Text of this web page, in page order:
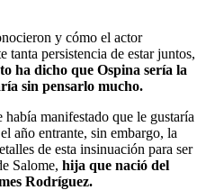
y cómo el actor
tanta persistencia de estar juntos,
ha dicho que Ospina sería la
sin pensarlo mucho.
manifestado que le gustaría
año entrante, sin embargo, la
de esta insinuación para ser
Salome, hija que nació del
Rodríguez.